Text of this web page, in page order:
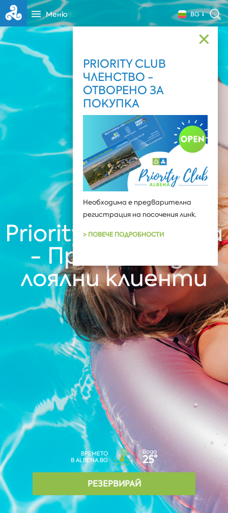
Меню BG
Priority Club Albena
- Програма за
лоялни клиенти
ВРЕМЕТО
В ALBENA.BG
Вода
25°
РЕЗЕРВИРАЙ
✕
PRIORITY CLUB
ЧЛЕНСТВО -
ОТВОРЕНО ЗА
ПОКУПКА
Необходима е предварителна
регистрация на посочения линк.
> ПОВЕЧЕ ПОДРОБНОСТИ